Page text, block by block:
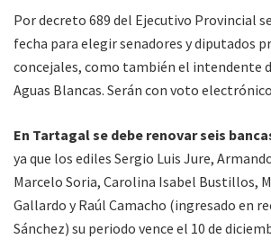
Por decreto 689 del Ejecutivo Provincial
fecha para elegir senadores y diputados
concejales, como también el intendente
Aguas Blancas. Serán con voto electrónico
En Tartagal se debe renovar seis
ya que los ediles Sergio Luis Jure,
Marcelo Soria, Carolina Isabel Bustillos,
Gallardo y Raúl Camacho (ingresado en
Sánchez) su periodo vence el 10 de